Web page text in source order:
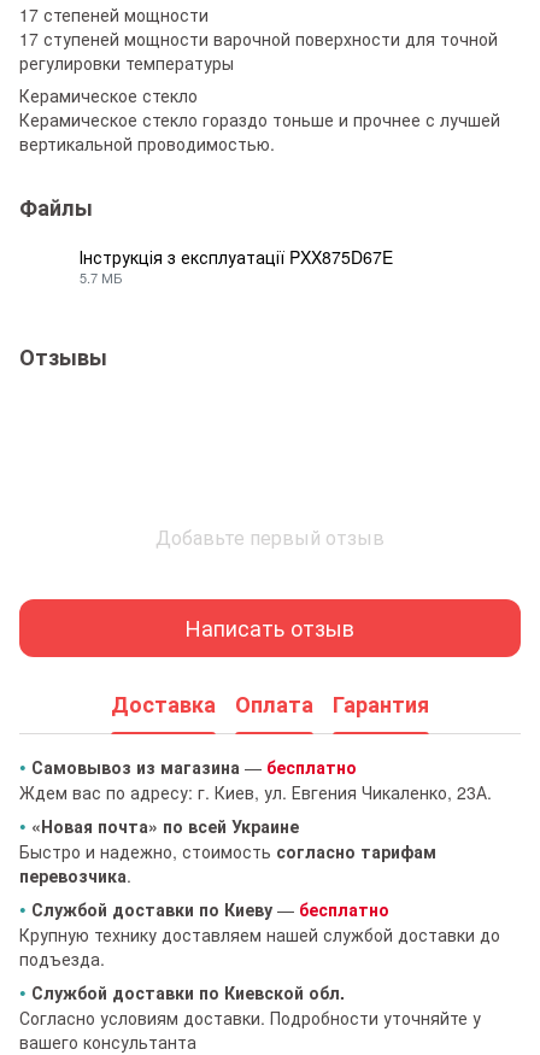
17 степеней мощности
17 ступеней мощности варочной поверхности для точной
регулировки температуры
Керамическое стекло
Керамическое стекло гораздо тоньше и прочнее с лучшей
вертикальной проводимостью.
Файлы
Інструкція з експлуатації PXX875D67E
5.7 МБ
Отзывы
Добавьте первый отзыв
Написать отзыв
Доставка Оплата Гарантия
• Самовывоз из магазина — бесплатно
Ждем вас по адресу: г. Киев, ул. Евгения Чикаленко, 23А.
• «Новая почта» по всей Украине
Быстро и надежно, стоимость согласно тарифам
перевозчика.
• Службой доставки по Киеву — бесплатно
Крупную технику доставляем нашей службой доставки до
подъезда.
• Службой доставки по Киевской обл.
Согласно условиям доставки. Подробности уточняйте у
вашего консультанта